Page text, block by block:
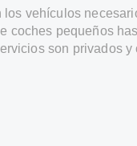
los vehículos
coches pequeños
son privados y